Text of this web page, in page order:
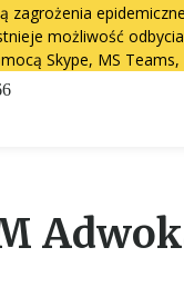
zagrożenia
możliwość
Skype, MS Teams,